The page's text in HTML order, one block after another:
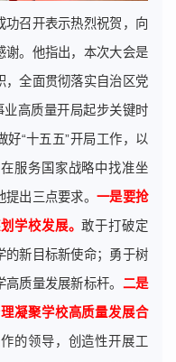
功召开表示热烈祝贺，向
谢。他指出，本次大会是
，全面贯彻落实自治区党
业高质量开局起步关键时
“十五五”开局工作，以
服务国家战略中找准坐
提出三点要求。一是要抢
学校发展。敢于打破定
的新目标新使命；勇于树
质量发展新标杆。 二是
凝聚学校高质量发展合
的领导，创造性开展工